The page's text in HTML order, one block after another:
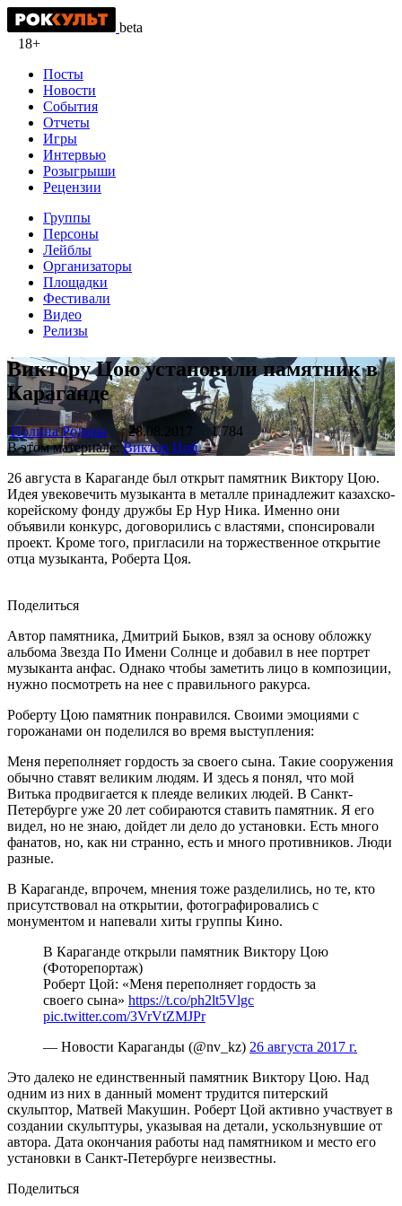
beta
18+
Посты
Новости
События
Отчеты
Игры
Интервью
Розыгрыши
Рецензии
Группы
Персоны
Лейблы
Организаторы
Площадки
Фестивали
Видео
Релизы
Виктору Цою установили памятник в
Караганде
Полина Родина 28.08.2017
1 784
В этом материале:Виктор Цой
26 августа в Караганде был открыт памятник Виктору Цою.
Идея увековечить музыканта в металле принадлежит казахско-
корейскому фонду дружбы Ер Нур Ника. Именно они
объявили конкурс, договорились с властями, спонсировали
проект. Кроме того, пригласили на торжественное открытие
отца музыканта, Роберта Цоя.
Поделиться
Автор памятника, Дмитрий Быков, взял за основу обложку
альбома Звезда По Имени Солнце и добавил в нее портрет
музыканта анфас. Однако чтобы заметить лицо в композиции,
нужно посмотреть на нее с правильного ракурса.
Роберту Цою памятник понравился. Своими эмоциями с
горожанами он поделился во время выступления:
Меня переполняет гордость за своего сына. Такие сооружения
обычно ставят великим людям. И здесь я понял, что мой
Витька продвигается к плеяде великих людей. В Санкт-
Петербурге уже 20 лет собираются ставить памятник. Я его
видел, но не знаю, дойдет ли дело до установки. Есть много
фанатов, но, как ни странно, есть и много противников. Люди
разные.
В Караганде, впрочем, мнения тоже разделились, но те, кто
присутствовал на открытии, фотографировались с
монументом и напевали хиты группы Кино.
В Караганде открыли памятник Виктору Цою
(Фоторепортаж)
Роберт Цой: «Меня переполняет гордость за
своего сына» https://t.co/ph2lt5Vlgc
pic.twitter.com/3VrVtZMJPr
— Новости Караганды (@nv_kz) 26 августа 2017 г.
Это далеко не единственный памятник Виктору Цою. Над
одним из них в данный момент трудится питерский
скульптор, Матвей Макушин. Роберт Цой активно участвует в
создании скульптуры, указывая на детали, ускользнувшие от
автора. Дата окончания работы над памятником и место его
установки в Санкт-Петербурге неизвестны.
Поделиться